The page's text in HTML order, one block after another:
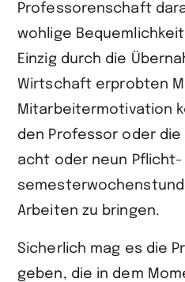
Professorenschaft
wohlige
Einzig durch die
Wirtschaft erprobten
Mitarbeitermotivation
den Professor oder
acht oder neun Pflicht­
Arbeiten zu bringen.
Sicherlich mag es die
geben, die in dem